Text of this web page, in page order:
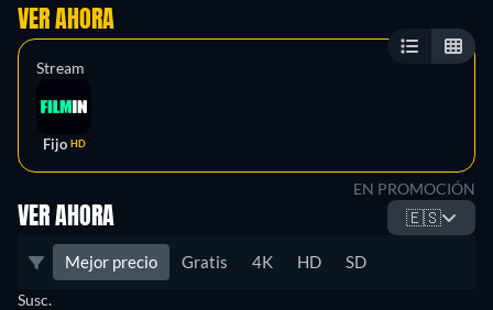
VER AHORA
Stream
Fijo HD
EN PROMOCIÓN
VER AHORA 🇪🇸
Mejor precio Gratis 4K HD SD
Susc.